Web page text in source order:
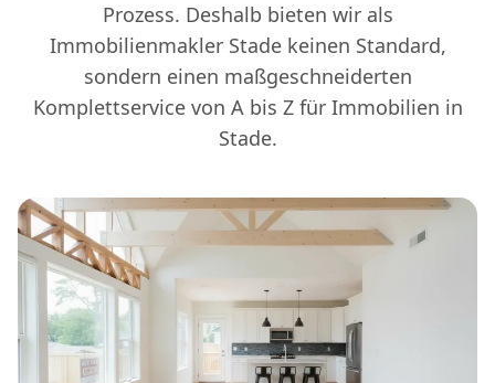
Prozess. Deshalb bieten wir als
Immobilienmakler Stade keinen Standard,
sondern einen maßgeschneiderten
Komplettservice von A bis Z für Immobilien in
Stade.